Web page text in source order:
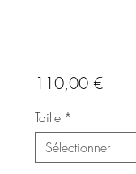
110,00 €Prix
Taille *
Sélectionner